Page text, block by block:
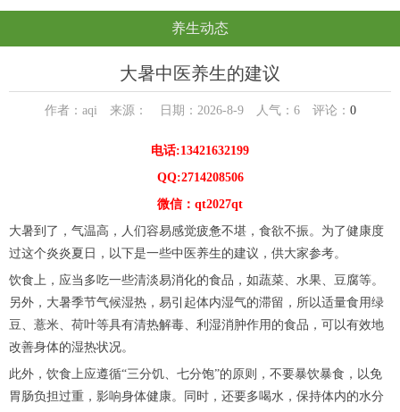
素手养生网信息
养生动态
大暑中医养生的建议
作者：aqi 来源： 日期：2026-8-9 人气： 6评论： 0
电话:13421632199
QQ:2714208506
微信：qt2027qt
大暑到了，气温高，人们容易感觉疲惫不堪，食欲不振。为了健康度
过这个炎炎夏日，以下是一些中医养生的建议，供大家参考。
饮食上，应当多吃一些清淡易消化的食品，如蔬菜、水果、豆腐等。
另外，大暑季节气候湿热，易引起体内湿气的滞留，所以适量食用绿
豆、薏米、荷叶等具有清热解毒、利湿消肿作用的食品，可以有效地
改善身体的湿热状况。
此外，饮食上应遵循“三分饥、七分饱”的原则，不要暴饮暴食，以免
胃肠负担过重，影响身体健康。同时，还要多喝水，保持体内的水分